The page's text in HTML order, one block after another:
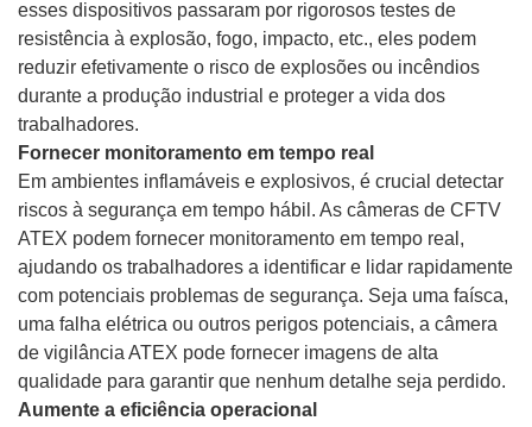
esses dispositivos passaram por rigorosos testes de
resistência à explosão, fogo, impacto, etc., eles podem
reduzir efetivamente o risco de explosões ou incêndios
durante a produção industrial e proteger a vida dos
trabalhadores.
Fornecer monitoramento em tempo real
Em ambientes inflamáveis ​​e explosivos, é crucial detectar
riscos à segurança em tempo hábil. As câmeras de CFTV
ATEX podem fornecer monitoramento em tempo real,
ajudando os trabalhadores a identificar e lidar rapidamente
com potenciais problemas de segurança. Seja uma faísca,
uma falha elétrica ou outros perigos potenciais, a câmera
de vigilância ATEX pode fornecer imagens de alta
qualidade para garantir que nenhum detalhe seja perdido.
Aumente a eficiência operacional